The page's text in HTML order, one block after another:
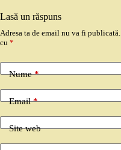
Lasă un răspuns
Adresa ta de email nu va fi publicată.
cu *
Nume*
Email*
Site web